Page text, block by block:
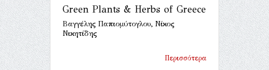
Green Plants & Herbs of Greece
Βαγγέλης Παπιομύτογλου, Νίκος
Νικητίδης
Περισσότερα